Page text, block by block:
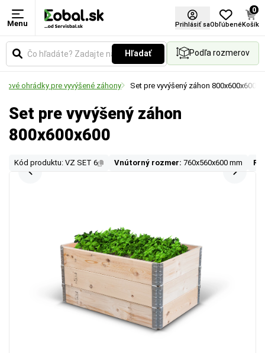
Menu Prihlásiť saObľúbené
0
Košík
Hľadať Podľa rozmerov
ohrádky pre vyvýšené záhony Set pre vyvýšený záhon 800x600x600
Set pre vyvýšený záhon
800x600x600
Kód produktu: VZ SET 6 Vnútorný rozmer: 760x560x600 mm